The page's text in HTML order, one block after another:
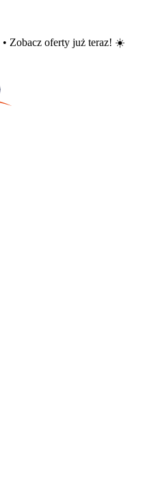
• Zobacz oferty już teraz! ☀️